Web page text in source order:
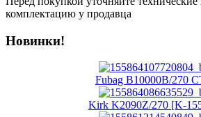
комплектацию у продавца
Новинки!
Fubag B10000B/270
Kirk K2090Z/270 [K-